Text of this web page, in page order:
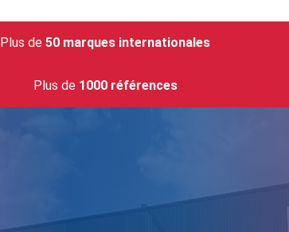
Plus de 50 marques internationales
Plus de 1000 références